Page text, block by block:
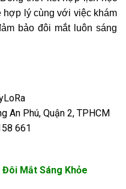
hợp lý cùng với việc khám
bảo đôi mắt luôn sáng
An Phú, Quận 2, TPHCM
661
Đôi Mắt Sáng Khỏe